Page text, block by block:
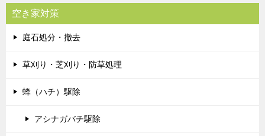
空き家対策
庭石処分・撤去
草刈り・芝刈り・防草処理
蜂（ハチ）駆除
アシナガバチ駆除